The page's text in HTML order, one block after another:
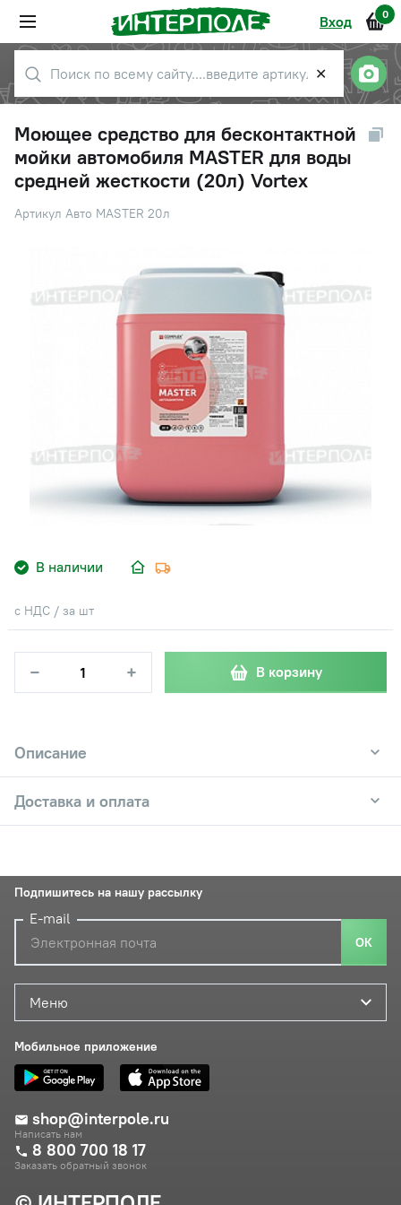
Вход 0
✕
Моющее средство для бесконтактной
мойки автомобиля MASTER для воды
средней жесткости (20л) Vortex
Артикул Авто MASTER 20л
В наличии
с НДС / за шт
− + В корзину
Описание
Доставка и оплата
Меню
Мобильное приложение
shop@interpole.ru
Написать нам
8 800 700 18 17
Заказать обратный звонок
Подпишитесь на нашу рассылку
E-mail
ОК